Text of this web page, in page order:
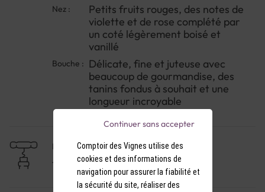
Nez :
Petits fruits rouges, des notes de
violette et de rose complété par
un coté légèrement boisé et
vanillé
Bouche : Délicate, fine et juteuse avec
beaucoup de gourmandise, des
tanins fondus à souhait et une
longueur incroyable
NIVEAU DE GARDE
1 à 3 ans
Comptoir des Vignes utilise des
cookies et des informations de
navigation pour assurer la fiabilité et
la sécurité du site, réaliser des
Continuer sans accepter